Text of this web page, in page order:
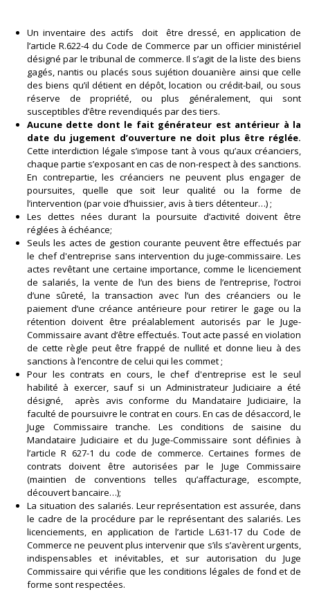
Un inventaire des actifs doit être dressé, en application de
l’article R.622-4 du Code de Commerce par un officier ministériel
désigné par le tribunal de commerce. Il s’agit de la liste des biens
gagés, nantis ou placés sous sujétion douanière ainsi que celle
des biens qu’il détient en dépôt, location ou crédit-bail, ou sous
réserve de propriété, ou plus généralement, qui sont
susceptibles d’être revendiqués par des tiers.
Aucune dette dont le fait générateur est antérieur à la
date du jugement d’ouverture ne doit plus être réglée.
Cette interdiction légale s’impose tant à vous qu’aux créanciers,
chaque partie s’exposant en cas de non-respect à des sanctions.
En contrepartie, les créanciers ne peuvent plus engager de
poursuites, quelle que soit leur qualité ou la forme de
l’intervention (par voie d’huissier, avis à tiers détenteur…) ;
Les dettes nées durant la poursuite d’activité doivent être
réglées à échéance;
Seuls les actes de gestion courante peuvent être effectués par
le chef d'entreprise sans intervention du juge-commissaire. Les
actes revêtant une certaine importance, comme le licenciement
de salariés, la vente de l’un des biens de l’entreprise, l’octroi
d’une sûreté, la transaction avec l’un des créanciers ou le
paiement d’une créance antérieure pour retirer le gage ou la
rétention doivent être préalablement autorisés par le Juge-
Commissaire avant d’être effectués. Tout acte passé en violation
de cette règle peut être frappé de nullité et donne lieu à des
sanctions à l’encontre de celui qui les commet ;
Pour les contrats en cours, le chef d'entreprise est le seul
habilité à exercer, sauf si un Administrateur Judiciaire a été
désigné, après avis conforme du Mandataire Judiciaire, la
faculté de poursuivre le contrat en cours. En cas de désaccord, le
Juge Commissaire tranche. Les conditions de saisine du
Mandataire Judiciaire et du Juge-Commissaire sont définies à
l’article R 627-1 du code de commerce. Certaines formes de
contrats doivent être autorisées par le Juge Commissaire
(maintien de conventions telles qu’affacturage, escompte,
découvert bancaire…);
La situation des salariés. Leur représentation est assurée, dans
le cadre de la procédure par le représentant des salariés. Les
licenciements, en application de l’article L.631-17 du Code de
Commerce ne peuvent plus intervenir que s’ils s’avèrent urgents,
indispensables et inévitables, et sur autorisation du Juge
Commissaire qui vérifie que les conditions légales de fond et de
forme sont respectées.